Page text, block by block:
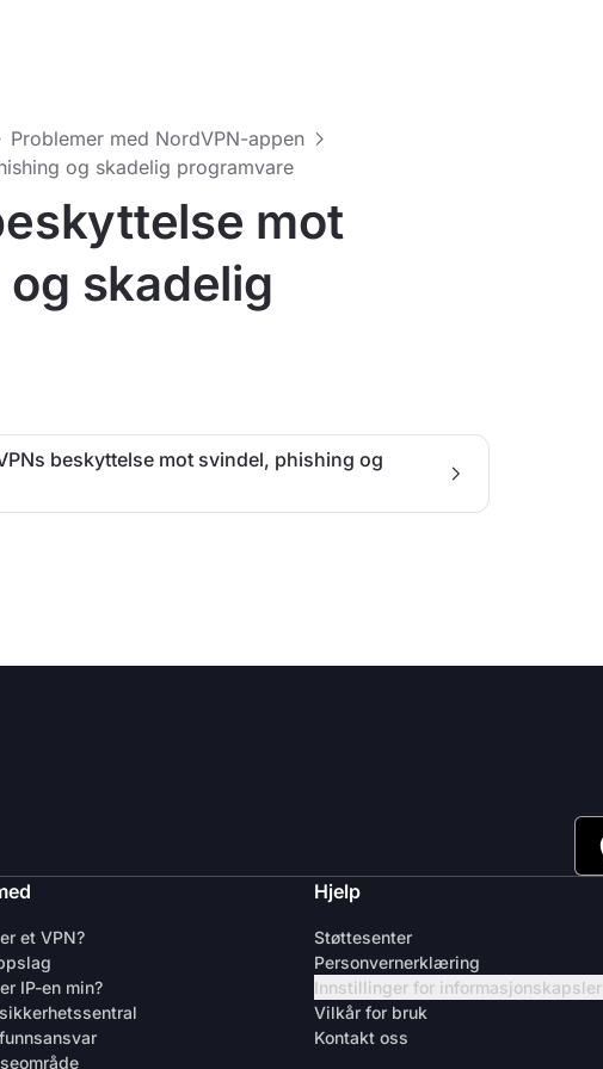
Problemer med NordVPN-appen
og skadelig programvare
mot
skadelig
beskyttelse mot svindel, phishing og
et VPN?
IP-en min?
Hjelp
Støttesenter
Personvernerklæring
Innstillinger for informasjonskapsler
Vilkår for bruk
Kontakt oss